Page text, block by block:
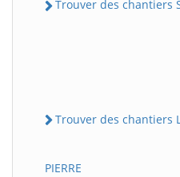
Trouver des chantiers
Trouver des chantiers
PIERRE